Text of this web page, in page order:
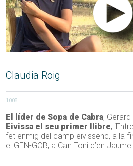
Claudia Roig
1008
El líder de Sopa de Cabra,
Eivissa el seu primer llibre,
fet enmig del camp eivissenc, a la
el GEN-GOB, a Can Toni d’en